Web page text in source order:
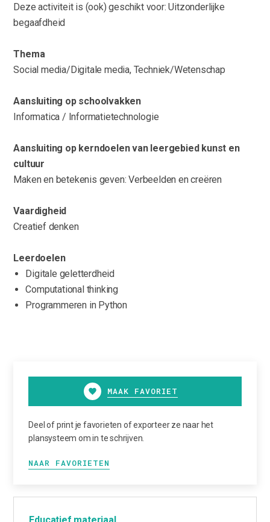
Deze activiteit is (ook) geschikt voor: Uitzonderlijke
begaafdheid
Thema
Social media/Digitale media, Techniek/Wetenschap
Aansluiting op schoolvakken
Informatica / Informatietechnologie
Aansluiting op kerndoelen van leergebied kunst en
cultuur
Maken en betekenis geven: Verbeelden en creëren
Vaardigheid
Creatief denken
Leerdoelen
Digitale geletterdheid
Computational thinking
Programmeren in Python
MAAK FAVORIET
Deel of print je favorieten of exporteer ze naar het
plansysteem om in te schrijven.
NAAR FAVORIETEN
Educatief materiaal